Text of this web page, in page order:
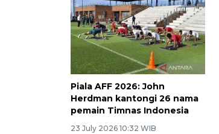
Piala AFF 2026: John
Herdman kantongi 26 nama
pemain Timnas Indonesia
23 July 2026 10:32 WIB